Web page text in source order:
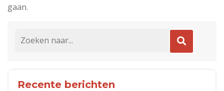
gaan.
Search for:
Recente berichten